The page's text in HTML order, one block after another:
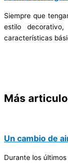
Siempre que
estilo
características
Más
Un cambio de
Durante los